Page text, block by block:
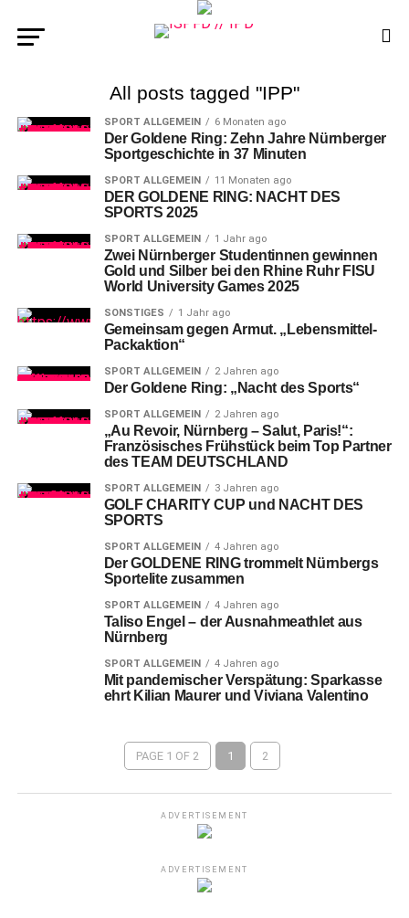
All posts tagged "IPP"
SPORT ALLGEMEIN 6 Monaten ago
Der Goldene Ring: Zehn Jahre Nürnberger
Sportgeschichte in 37 Minuten
SPORT ALLGEMEIN 11 Monaten ago
DER GOLDENE RING: NACHT DES
SPORTS 2025
SPORT ALLGEMEIN 1 Jahr ago
Zwei Nürnberger Studentinnen gewinnen
Gold und Silber bei den Rhine Ruhr FISU
World University Games 2025
SONSTIGES 1 Jahr ago
Gemeinsam gegen Armut. „Lebensmittel-
Packaktion“
SPORT ALLGEMEIN 2 Jahren ago
Der Goldene Ring: „Nacht des Sports“
SPORT ALLGEMEIN 2 Jahren ago
„Au Revoir, Nürnberg – Salut, Paris!“:
Französisches Frühstück beim Top Partner
des TEAM DEUTSCHLAND
SPORT ALLGEMEIN 3 Jahren ago
GOLF CHARITY CUP und NACHT DES
SPORTS
SPORT ALLGEMEIN 4 Jahren ago
Der GOLDENE RING trommelt Nürnbergs
Sportelite zusammen
SPORT ALLGEMEIN 4 Jahren ago
Taliso Engel – der Ausnahmeathlet aus
Nürnberg
SPORT ALLGEMEIN 4 Jahren ago
Mit pandemischer Verspätung: Sparkasse
ehrt Kilian Maurer und Viviana Valentino
PAGE 1 OF 2 1 2
ADVERTISEMENT
ADVERTISEMENT